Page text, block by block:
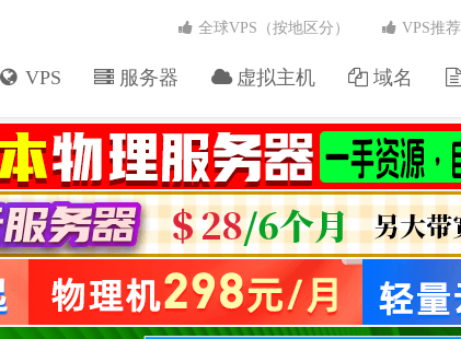
VPS 服务器 虚拟主机 域名
全球VPS（按地区分） VPS推荐